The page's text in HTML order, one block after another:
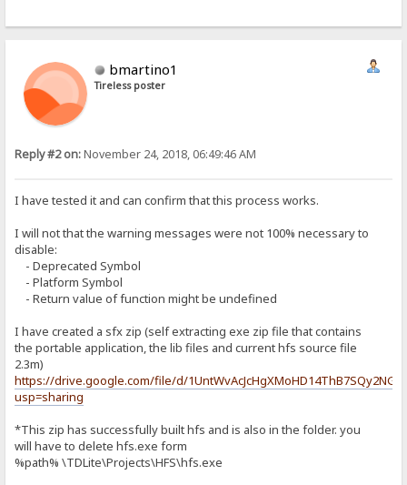
bmartino1
Tireless poster
Reply #2 on:November 24, 2018, 06:49:46 AM
I have tested it and can confirm that this process works.
I will not that the warning messages were not 100% necessary to
disable:
- Deprecated Symbol
- Platform Symbol
- Return value of function might be undefined
I have created a sfx zip (self extracting exe zip file that contains
the portable application, the lib files and current hfs source file
2.3m)
https://drive.google.com/file/d/
usp=sharing
*This zip has successfully built hfs and is also in the folder. you
will have to delete hfs.exe form
%path% \TDLite\Projects\HFS\hfs.exe